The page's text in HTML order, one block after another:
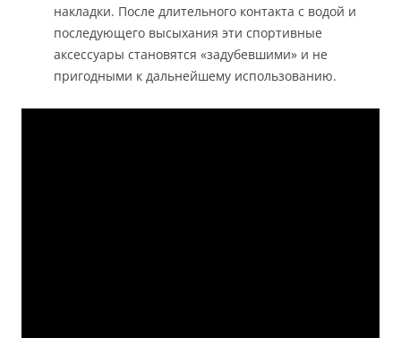
накладки. После длительного контакта с водой и
последующего высыхания эти спортивные
аксессуары становятся «задубевшими» и не
пригодными к дальнейшему использованию.